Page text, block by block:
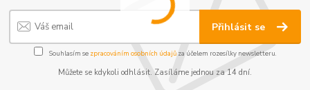
Přihlásit se
Souhlasím se zpracováním osobních údajůza účelem rozesílky newsletteru.
Můžete se kdykoli odhlásit. Zasíláme jednou za 14 dní.